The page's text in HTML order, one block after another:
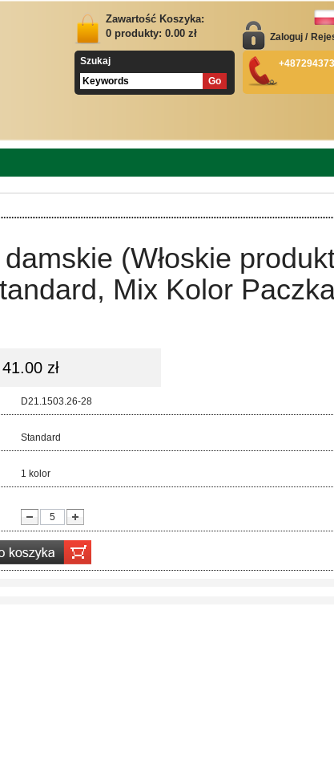
Zawartość Koszyka:
0 produkty: 0.00 zł
Szukaj
Zaloguj /
(Włoskie
Mix Kolor
41.00 zł
D21.1503.26-28
Standard
1 kolor